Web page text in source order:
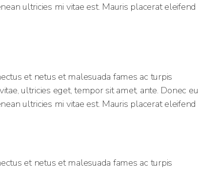
ultricies mi vitae est. Mauris placerat eleifend
et netus et malesuada fames ac turpis
ultricies eget, tempor sit amet, ante. Donec eu
ultricies mi vitae est. Mauris placerat eleifend
et netus et malesuada fames ac turpis